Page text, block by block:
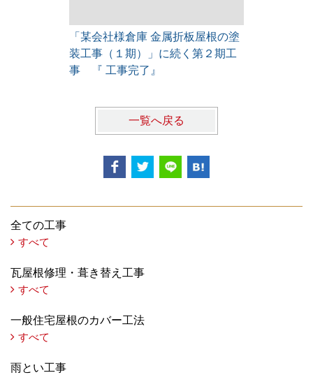
「某会社様倉庫 金属折板屋根の塗
装工事（１期）」に続く第２期工
事 『 工事完了』
一覧へ戻る
全ての工事
すべて
瓦屋根修理・葺き替え工事
すべて
一般住宅屋根のカバー工法
すべて
雨とい工事